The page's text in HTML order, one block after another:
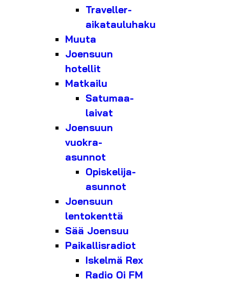
Traveller-
aikatauluhaku
Muuta
Joensuun
hotellit
Matkailu
Satumaa-
laivat
Joensuun
vuokra-
asunnot
Opiskelija-
asunnot
Joensuun
lentokenttä
Sää Joensuu
Paikallisradiot
Iskelmä Rex
Radio Oi FM